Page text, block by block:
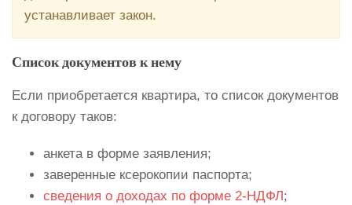
устанавливает закон.
Список документов к нему
Если приобретается квартира, то список документов
к договору таков:
анкета в форме заявления;
заверенные ксерокопии паспорта;
сведения о доходах по форме 2-НДФЛ;